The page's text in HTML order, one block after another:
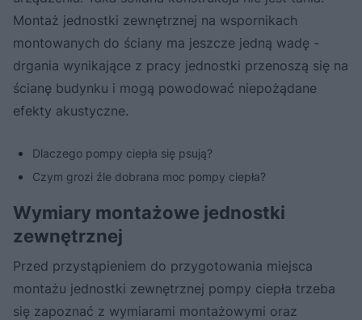
Montaż jednostki zewnętrznej na wspornikach
montowanych do ściany ma jeszcze jedną wadę -
drgania wynikające z pracy jednostki przenoszą się na
ścianę budynku i mogą powodować niepożądane
efekty akustyczne.
Dlaczego pompy ciepła się psują?
Czym grozi źle dobrana moc pompy ciepła?
Wymiary montażowe jednostki
zewnętrznej
Przed przystąpieniem do przygotowania miejsca
montażu jednostki zewnętrznej pompy ciepła trzeba
się zapoznać z wymiarami montażowymi oraz